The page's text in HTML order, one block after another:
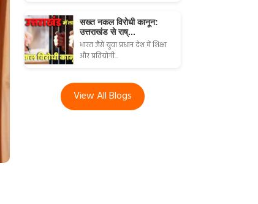
सख्त नकल विरोधी कानून:
उत्तराखंड से राष्...
भारत जैसे युवा प्रधान देश में शिक्षा
और प्रतियोगी...
View All Blogs